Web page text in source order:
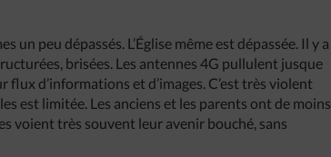
un peu dépassés. L’Église même est dépassée. Il y a
brisées. Les antennes 4G pullulent jusque
d’informations et d’images. C’est très violent
est limitée. Les anciens et les parents ont de moins
voient très souvent leur avenir bouché, sans